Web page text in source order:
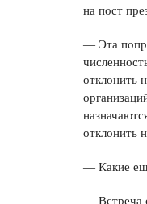
на пост
— Эта
отклонить
отклонить
— Какие
— Встреча